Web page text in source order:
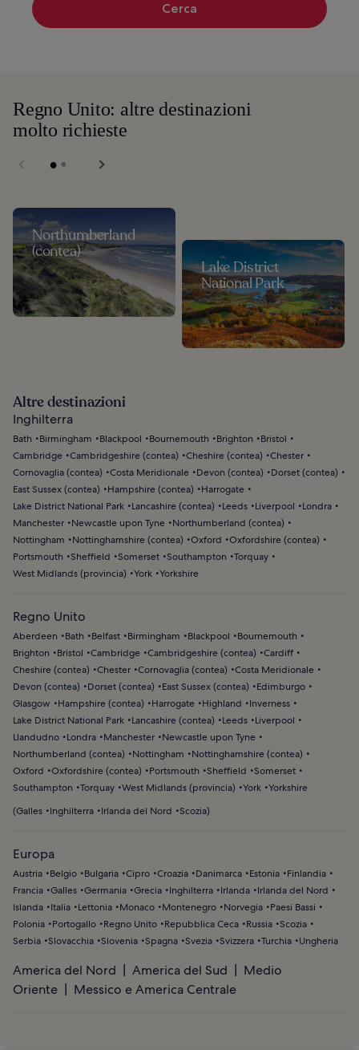
Cerca
Regno Unito: altre destinazioni
molto richieste
Northumberland
(contea)
Lake District
National Park
Altre destinazioni
Inghilterra
Bath Birmingham Blackpool Bournemouth Brighton
Bristol
Cambridge Cambridgeshire (contea) Cheshire (contea)
Chester
Cornovaglia (contea)
Costa Meridionale Devon (contea)
Dorset (contea)
East Sussex (contea)
Hampshire (contea)
Harrogate
Lake District National Park
Lancashire (contea) Leeds Liverpool
Londra
Manchester
Newcastle upon Tyne
Northumberland (contea)
Nottingham
Nottinghamshire (contea) Oxford
Oxfordshire (contea)
Portsmouth
Sheffield Somerset Southampton
Torquay
West Midlands (provincia)
York Yorkshire
Regno Unito
Aberdeen Bath Belfast Birmingham Blackpool
Bournemouth
Brighton
Bristol Cambridge Cambridgeshire (contea)
Cardiff
Cheshire (contea)
Chester Cornovaglia (contea)
Costa Meridionale
Devon (contea)
Dorset (contea) East Sussex (contea)
Edimburgo
Glasgow
Hampshire (contea) Harrogate Highland
Inverness
Lake District National Park
Lancashire (contea) Leeds
Liverpool
Llandudno
Londra Manchester
Newcastle upon Tyne
Northumberland (contea)
Nottingham
Nottinghamshire (contea)
Oxford
Oxfordshire (contea) Portsmouth Sheffield
Somerset
Southampton
Torquay West Midlands (provincia) York Yorkshire
(Galles Inghilterra Irlanda del Nord Scozia)
Europa
Austria Belgio Bulgaria Cipro Croazia Danimarca Estonia
Finlandia
Francia Galles Germania Grecia Inghilterra Irlanda
Irlanda del Nord
Islanda
Italia Lettonia Monaco Montenegro Norvegia
Paesi Bassi
Polonia
Portogallo Regno Unito Repubblica Ceca Russia Scozia
Serbia Slovacchia Slovenia Spagna Svezia Svizzera Turchia Ungheria
America del Nord America del Sud
Medio
Oriente
Messico e America Centrale